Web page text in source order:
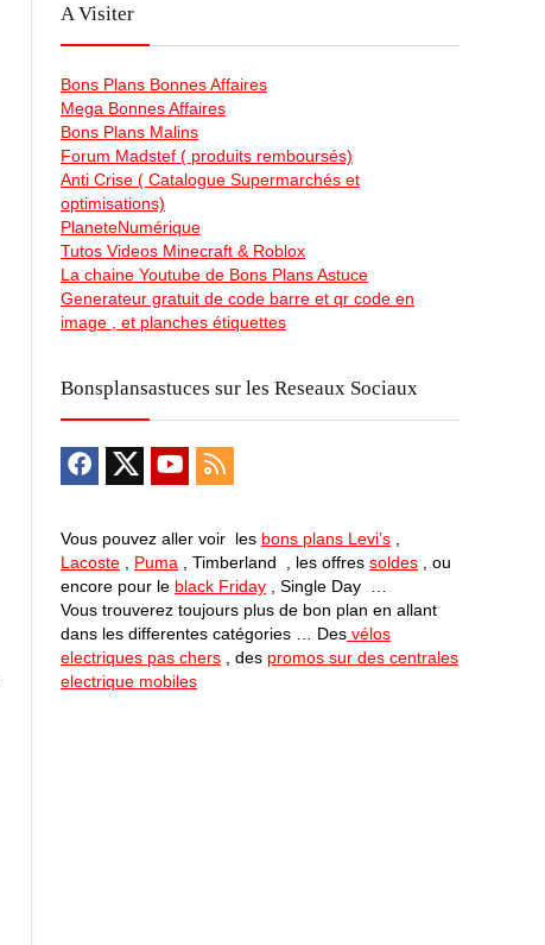
A Visiter
Bons Plans Bonnes Affaires
Mega Bonnes Affaires
Bons Plans Malins
Forum Madstef ( produits remboursés)
Anti Crise ( Catalogue Supermarchés et
optimisations)
PlaneteNumérique
Tutos Videos Minecraft & Roblox
La chaine Youtube de Bons Plans Astuce
Generateur gratuit de code barre et qr code en
image , et planches étiquettes
Bonsplansastuces sur les Reseaux Sociaux
Vous pouvez aller voir les bons plans Levi’s
Lacoste
Puma , Timberland , les offres soldes , ou
encore pour le black Friday , Single Day …
Vous trouverez toujours plus de bon plan en allant
dans les differentes catégories … Des vélos
electriques pas chers , des promos sur des centrales
electrique mobiles